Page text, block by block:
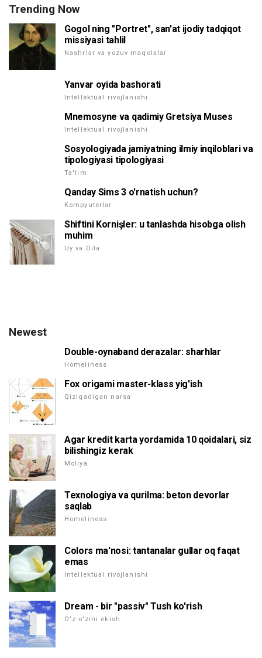
Trending Now
Gogol ning "Portret", san'at ijodiy tadqiqot
missiyasi tahlil
Nashrlar va yozuv maqolalar
Yanvar oyida bashorati
Intellektual rivojlanishi
Mnemosyne va qadimiy Gretsiya Muses
Intellektual rivojlanishi
Sosyologiyada jamiyatning ilmiy inqiloblari va
tipologiyasi tipologiyasi
Ta'lim:
Qanday Sims 3 o'rnatish uchun?
Kompyuterlar
Shiftini Kornişler: u tanlashda hisobga olish
muhim
Uy va Oila
Newest
Double-oynaband derazalar: sharhlar
Homeliness
Fox origami master-klass yig'ish
Qiziqadigan narsa
Agar kredit karta yordamida 10 qoidalari, siz
bilishingiz kerak
Moliya
Texnologiya va qurilma: beton devorlar
saqlab
Homeliness
Colors ma'nosi: tantanalar gullar oq faqat
emas
Intellektual rivojlanishi
Dream - bir "passiv" Tush ko'rish
O'z-o'zini ekish